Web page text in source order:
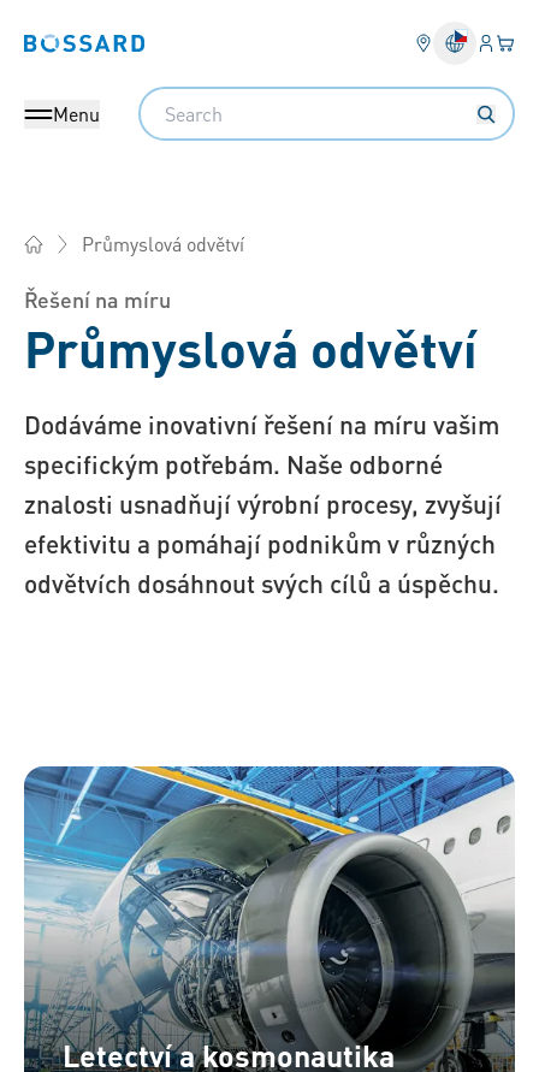
Bossard homepage Váš
Menu
Search
Průmyslová odvětví
Řešení na míru
Průmyslová odvětví
Dodáváme inovativní řešení na míru vašim
specifickým potřebám. Naše odborné
znalosti usnadňují výrobní procesy, zvyšují
efektivitu a pomáhají podnikům v různých
odvětvích dosáhnout svých cílů a úspěchu.
Letectví a kosmonautika